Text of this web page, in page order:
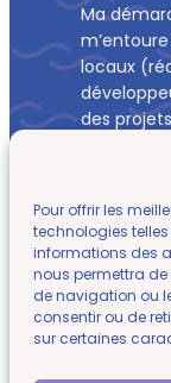
Pour offrir les
technologies
informations des
nous permettra
de navigation ou
consentir ou de
sur certaines
Ma
locaux
des
Chaque
renforce
—
Des projets
expérience
mon regard et